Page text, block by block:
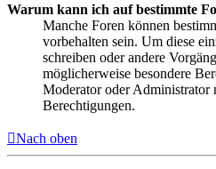
Warum kann ich auf bestimmte
Manche Foren können
vorbehalten sein. Um diese
schreiben oder andere
möglicherweise besondere
Moderator oder Administrator
Berechtigungen.
Nach oben